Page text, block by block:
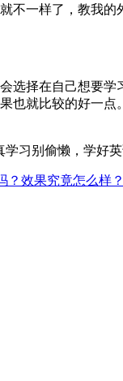
一样了，教我
择在自己想要
就比较的好一
习别偷懒，学好英
？效果究竟怎么样？